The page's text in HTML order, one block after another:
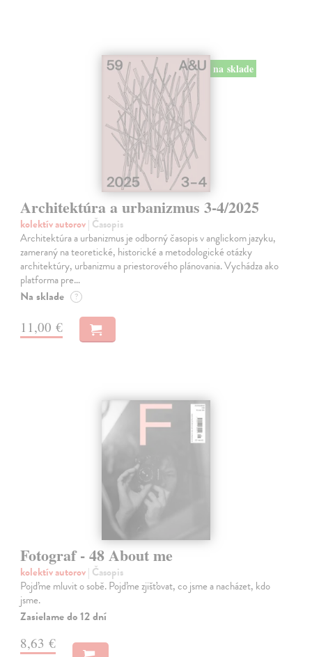
na sklade
Architektúra a urbanizmus 3-4/2025
kolektív autorov| Časopis
Architektúra a urbanizmus je odborný časopis v anglickom jazyku,
zameraný na teoretické, historické a metodologické otázky
architektúry, urbanizmu a priestorového plánovania. Vychádza ako
platforma pre…
Na sklade ?
11,00 €
Fotograf - 48 About me
kolektív autorov| Časopis
Pojďme mluvit o sobě. Pojďme zjišťovat, co jsme a nacházet, kdo
jsme.
Zasielame do 12 dní
8,63 €